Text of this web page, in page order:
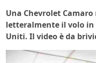
Una Chevrolet
letteralmente il volo in
Uniti. Il video è da